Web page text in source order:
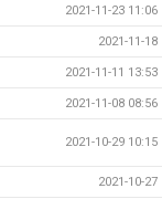
2021-11-23 11:06
2021-11-18
2021-11-11 13:53
2021-11-08 08:56
2021-10-29 10:15
2021-10-27